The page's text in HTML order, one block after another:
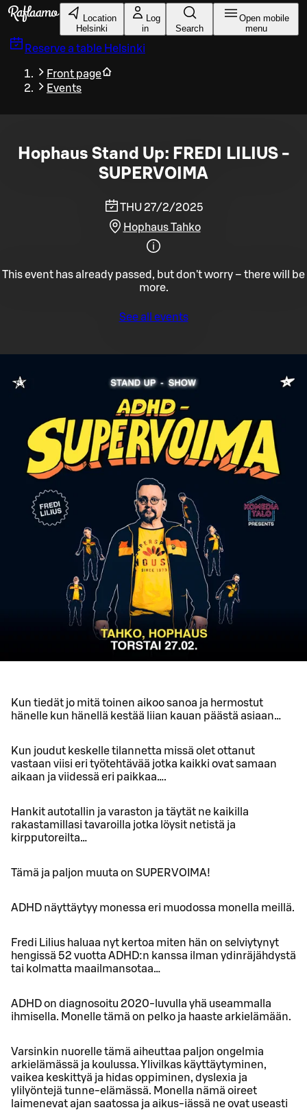
Skip to main content
Location
Helsinki
Log
in
Search
Open mobile
menu
Reserve a table Helsinki
Front page
Events
Hophaus Stand Up: FREDI LILIUS -
SUPERVOIMA
THU 27/2/2025
Hophaus Tahko
This event has already passed, but don't worry – there will be
more.
See all events
Kun tiedät jo mitä toinen aikoo sanoa ja hermostut
hänelle kun hänellä kestää liian kauan päästä asiaan…
Kun joudut keskelle tilannetta missä olet ottanut
vastaan viisi eri työtehtävää jotka kaikki ovat samaan
aikaan ja viidessä eri paikkaa….
Hankit autotallin ja varaston ja täytät ne kaikilla
rakastamillasi tavaroilla jotka löysit netistä ja
kirpputoreilta…
Tämä ja paljon muuta on SUPERVOIMA!
ADHD näyttäytyy monessa eri muodossa monella meillä.
Fredi Lilius haluaa nyt kertoa miten hän on selviytynyt
hengissä 52 vuotta ADHD:n kanssa ilman ydinräjähdystä
tai kolmatta maailmansotaa…
ADHD on diagnosoitu 2020-luvulla yhä useammalla
ihmisella. Monelle tämä on pelko ja haaste arkielämään.
Varsinkin nuorelle tämä aiheuttaa paljon ongelmia
arkielämässä ja koulussa. Ylivilkas käyttäytyminen,
vaikea keskittyä ja hidas oppiminen, dyslexia ja
ylilyöntejä tunne-elämässä. Monella nämä oireet
laimenevat ajan saatossa ja aikus-iässä ne ovat useasti